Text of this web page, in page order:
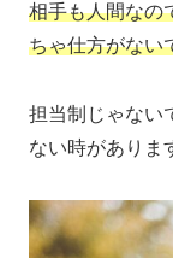
相手も人間なの
ちゃ仕方がない
担当制じゃない
ない時がありま